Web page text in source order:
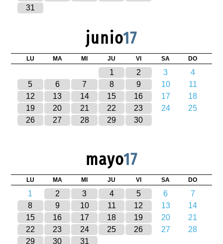
31
junio17
LU MA MI JU VI SA DO
1 2 3
4
5
6 7 8 9 10
11
12
13 14 15 16 17
18
19
20 21 22 23 24
25
26
27 28 29 30
mayo17
LU MA MI JU VI SA DO
1 2 3 4 5 6
7
8
9 10 11 12 13
14
15
16 17 18 19 20
21
22
23 24 25 26 27
28
29
30 31